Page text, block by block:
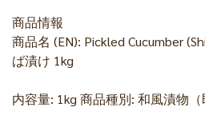
商品情報
商品名 (EN): Pickled Cucumber
ば漬け 1kg
内容量: 1kg 商品種別: 和風漬物（